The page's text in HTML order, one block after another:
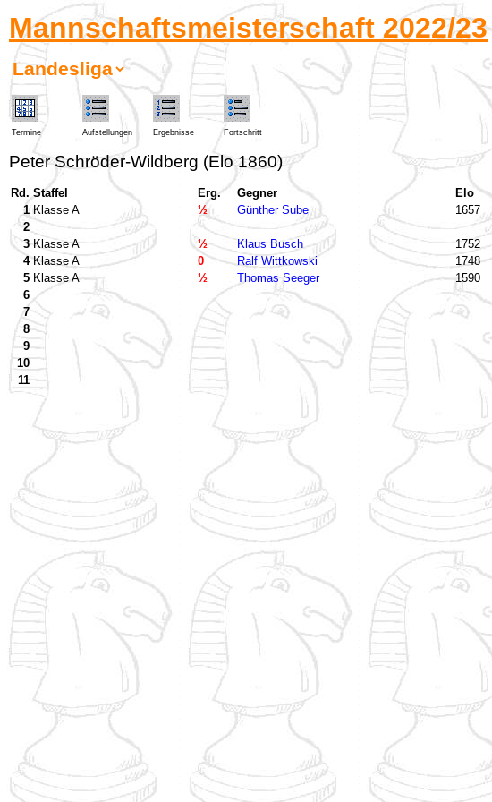
Mannschaftsmeisterschaft 2022/23
Termine Aufstellungen Ergebnisse Fortschritt
Peter Schröder-Wildberg (Elo 1860)
Rd. Staffel Erg. Gegner
Elo
1 Klasse A ½ Günther Sube
1657
2
3 Klasse A ½ Klaus Busch
1752
4 Klasse A 0 Ralf Wittkowski
1748
5 Klasse A ½ Thomas Seeger
1590
6
7
8
9
10
11